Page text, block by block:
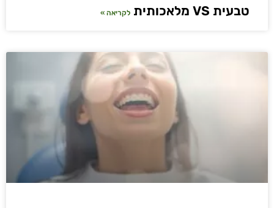
טבעית VS מלאכותית
לקריאה »